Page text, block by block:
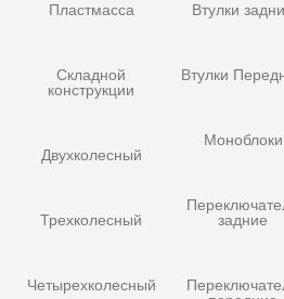
Пластмасса
Складной
конструкции
Двухколесный
Трехколесный
Четырехколесный
Втулки
Втулки
Моноблоки
задние